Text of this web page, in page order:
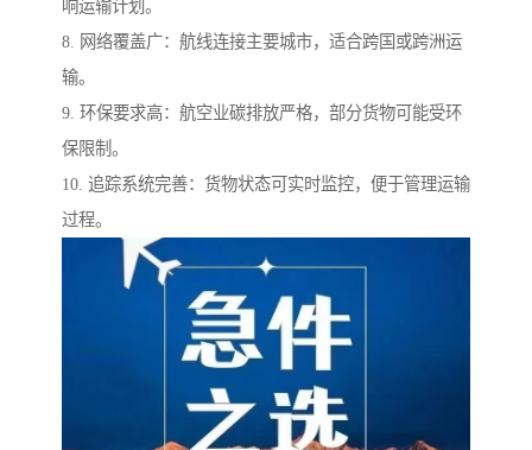
响运输计划。
8. 网络覆盖广：航线连接主要城市，适合跨国或跨洲运
输。
9. 环保要求高：航空业碳排放严格，部分货物可能受环
保限制。
10. 追踪系统完善：货物状态可实时监控，便于管理运输
过程。